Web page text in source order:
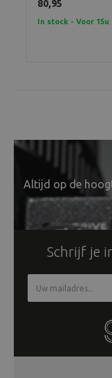
80,95
In stock - Voor
Altijd op de
Schrijf je